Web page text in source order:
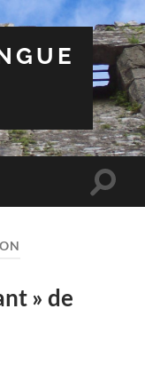
Toggle
» de